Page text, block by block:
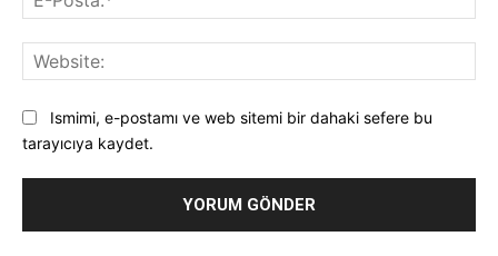
Ismimi, e-postamı ve web sitemi bir dahaki sefere bu
tarayıcıya kaydet.